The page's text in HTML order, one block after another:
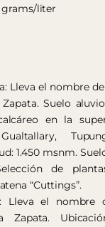
grams/liter
Lleva el nombre
Zapata. Suelo
en la
1.450 msnm.
de
“Cuttings”.
Lleva el nombre
Zapata.